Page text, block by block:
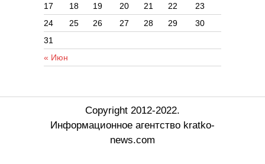
« Июн
17
18 19 20 21 22
23
24
25 26 27 28 29
30
31
Copyright 2012-2022.
Информационное агентство kratko-
news.com